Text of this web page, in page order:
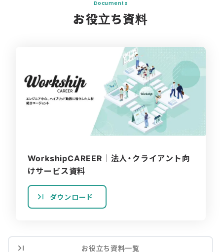
Documents
お役立ち資料
WorkshipCAREER｜法人・クライアント向
けサービス資料
ダウンロード
お役立ち資料一覧